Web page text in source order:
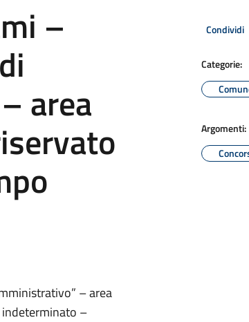
–
area
– area
indeterminato –
Condividi
Categorie:
Argomenti: